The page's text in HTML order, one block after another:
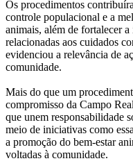
Os procedimentos
controle populacional e a
animais, além de fortalecer
relacionadas aos cuidados
evidenciou a relevância de
comunidade.
Mais do que um
compromisso da Campo
que unem responsabilidade
meio de iniciativas como
a promoção do bem-estar
voltadas à comunidade.